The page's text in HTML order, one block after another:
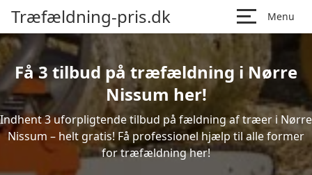
Træfældning-pris.dk Menu
Få 3 tilbud på træfældning i Nørre
Nissum her!
Indhent 3 uforpligtende tilbud på fældning af træer i Nørre
Nissum – helt gratis! Få professionel hjælp til alle former
for træfældning her!